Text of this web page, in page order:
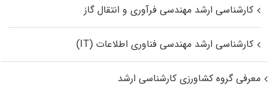
کارشناسی ارشد مهندسی فرآوری و انتقال گاز
کارشناسی ارشد مهندسی فناوری اطلاعات (IT)
معرفی گروه کشاورزی کارشناسی ارشد